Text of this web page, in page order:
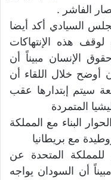
الفاشر .
السيادي أكد أيضا
لوقف هذه الإنتهاكات
الإنسان مبيناً أن
أوضح خلال اللقاء أن
سيتم إبتدارها عقب
المتمردة
البناء مع المملكة
مع بريطانيا
المتحدة عن
أن السودان يواجه